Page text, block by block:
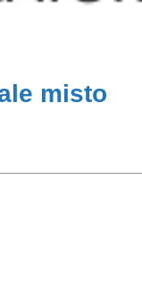
misto